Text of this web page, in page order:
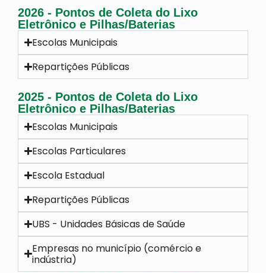
2026 - Pontos de Coleta do Lixo
Eletrônico e Pilhas/Baterias
Escolas Municipais
Repartições Públicas
2025 - Pontos de Coleta do Lixo
Eletrônico e Pilhas/Baterias
Escolas Municipais
Escolas Particulares
Escola Estadual
Repartições Públicas
UBS - Unidades Básicas de Saúde
Empresas no município (comércio e
indústria)